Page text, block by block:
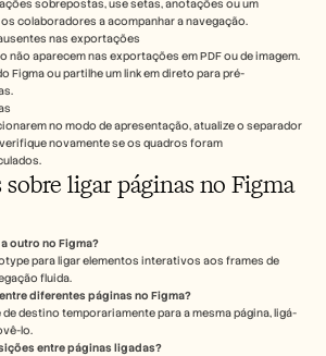
sobrepostas, use setas, anotações ou um
colaboradores a acompanhar a navegação.
nas exportações
não aparecem nas exportações em PDF ou de imagem.
Figma ou partilhe um link em direto para pré-
no modo de apresentação, atualize o separador
novamente se os quadros foram
ligar páginas no Figma
outro no Figma?
para ligar elementos interativos aos frames de
fluida.
diferentes páginas no Figma?
de destino temporariamente para a mesma página, ligá-
lo.
entre páginas ligadas?